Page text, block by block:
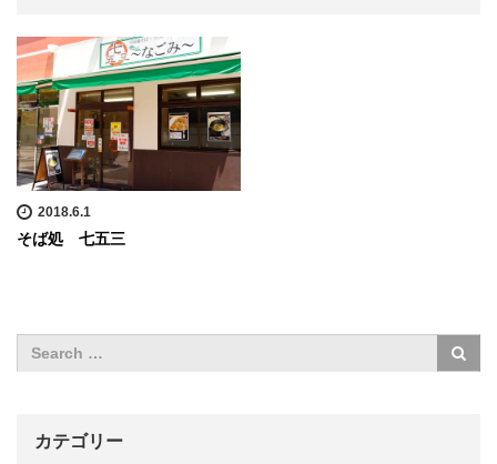
2018.6.1
そば処 七五三
カテゴリー